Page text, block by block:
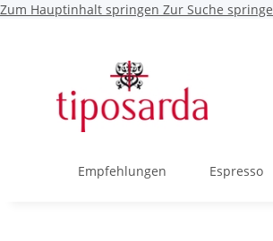
Zum Hauptinhalt springen Zur Suche
Empfehlungen Espresso